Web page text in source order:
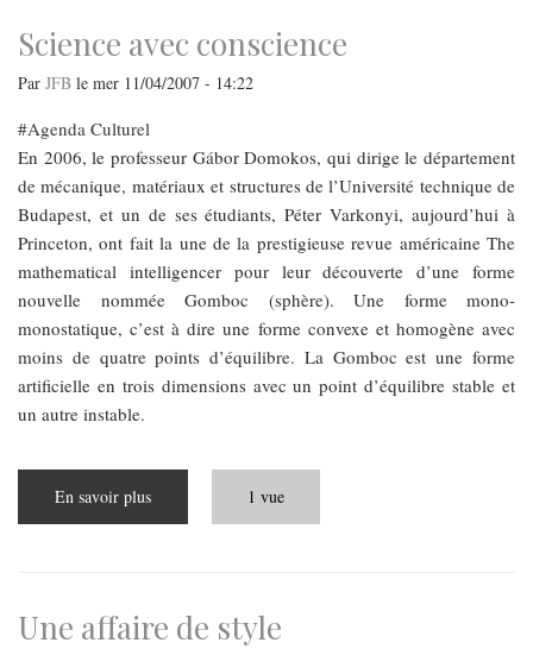
Science avec conscience
Par JFB le mer 11/04/2007 - 14:22
Agenda Culturel
En 2006, le professeur Gábor Domokos, qui dirige le département
de mécanique, matériaux et structures de l’Université technique de
Budapest, et un de ses étudiants, Péter Varkonyi, aujourd’hui à
Princeton, ont fait la une de la prestigieuse revue américaine The
mathematical intelligencer pour leur découverte d’une forme
nouvelle nommée Gomboc (sphère). Une forme mono-
monostatique, c’est à dire une forme convexe et homogène avec
moins de quatre points d’équilibre. La Gomboc est une forme
artificielle en trois dimensions avec un point d’équilibre stable et
un autre instable.
En savoir plus
avec
1 vue
Une affaire de style